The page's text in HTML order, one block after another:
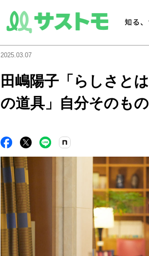
2025.03.07
田嶋陽子「らしさと
の道具」自分そのも